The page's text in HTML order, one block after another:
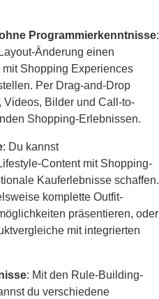
Programmierkenntnisse:
Änderung einen
Shopping Experiences
Per Drag-and-Drop
Videos, Bilder und Call-to-
Shopping-Erlebnissen.
: Du kannst
Content mit Shopping-
Kauferlebnisse schaffen.
komplette Outfit-
präsentieren, oder
mit integrierten
: Mit den Rule-Building-
du verschiedene